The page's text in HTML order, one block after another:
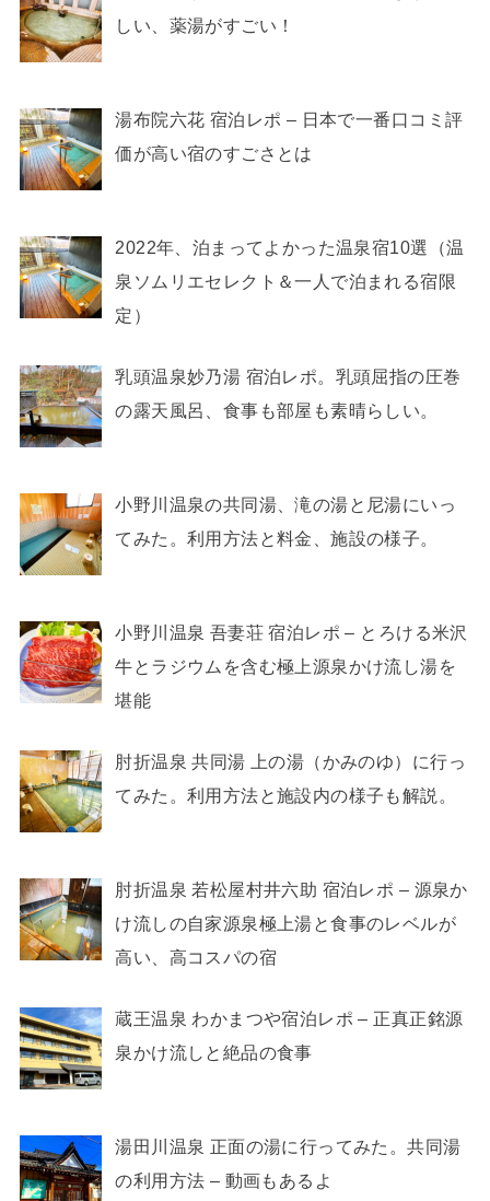
しい、薬湯がすごい！
湯布院六花 宿泊レポ – 日本で一番口コミ評
価が高い宿のすごさとは
2022年、泊まってよかった温泉宿10選（温
泉ソムリエセレクト＆一人で泊まれる宿限
定）
乳頭温泉妙乃湯 宿泊レポ。乳頭屈指の圧巻
の露天風呂、食事も部屋も素晴らしい。
小野川温泉の共同湯、滝の湯と尼湯にいっ
てみた。利用方法と料金、施設の様子。
小野川温泉 吾妻荘 宿泊レポ – とろける米沢
牛とラジウムを含む極上源泉かけ流し湯を
堪能
肘折温泉 共同湯 上の湯（かみのゆ）に行っ
てみた。利用方法と施設内の様子も解説。
肘折温泉 若松屋村井六助 宿泊レポ – 源泉か
け流しの自家源泉極上湯と食事のレベルが
高い、高コスパの宿
蔵王温泉 わかまつや宿泊レポ – 正真正銘源
泉かけ流しと絶品の食事
湯田川温泉 正面の湯に行ってみた。共同湯
の利用方法 – 動画もあるよ